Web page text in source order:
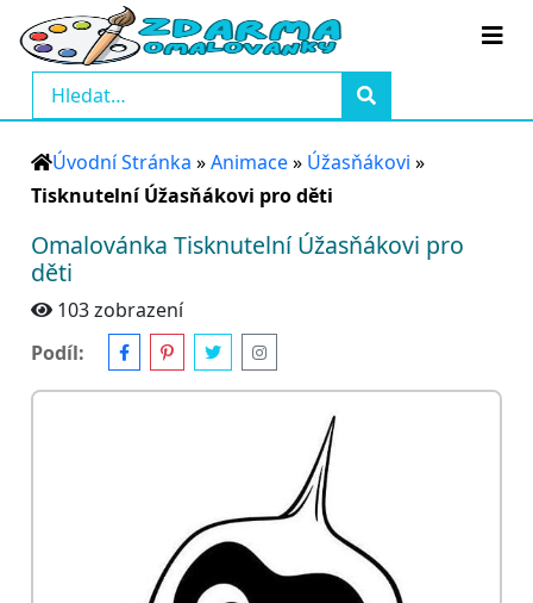
Úvodní Stránka »Animace» Úžasňákovi »
Tisknutelní Úžasňákovi pro děti
Omalovánka Tisknutelní Úžasňákovi pro
děti
103 zobrazení
Podíl: